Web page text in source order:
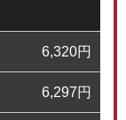
6,320円
6,297円